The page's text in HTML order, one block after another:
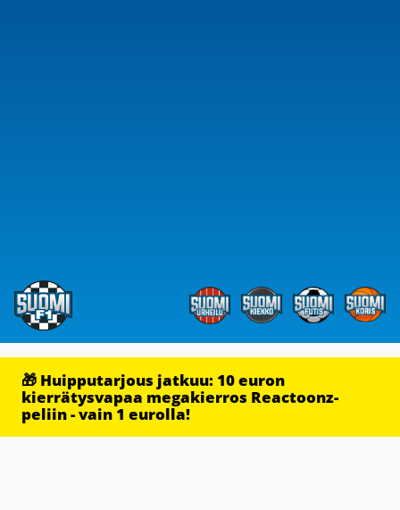
🎁 Huipputarjous jatkuu: 10 euron
kierrätysvapaa megakierros Reactoonz-
peliin - vain 1 eurolla!